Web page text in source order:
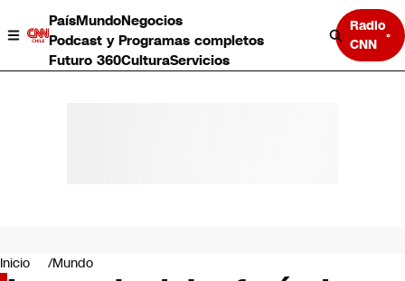
PaísMundoNegocios
Podcast y Programas completos
Futuro 360CulturaServicios
Radio
CNN
Negocios
Inicio Mundo